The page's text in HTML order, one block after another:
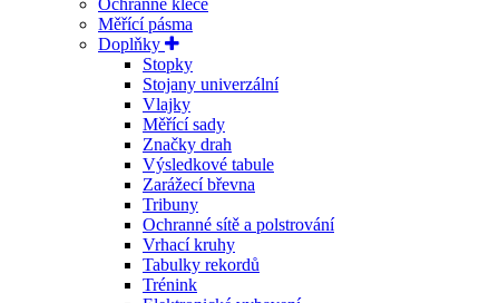
Ochranné klece
Měřící pásma
Doplňky
Stopky
Stojany univerzální
Vlajky
Měřící sady
Značky drah
Výsledkové tabule
Zarážecí břevna
Tribuny
Ochranné sítě a polstrování
Vrhací kruhy
Tabulky rekordů
Trénink